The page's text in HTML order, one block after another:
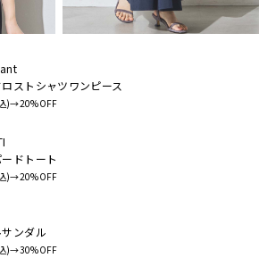
ストシャツワンピース
)→20%OFF
ドトート
)→20%OFF
ンダル
)→30%OFF